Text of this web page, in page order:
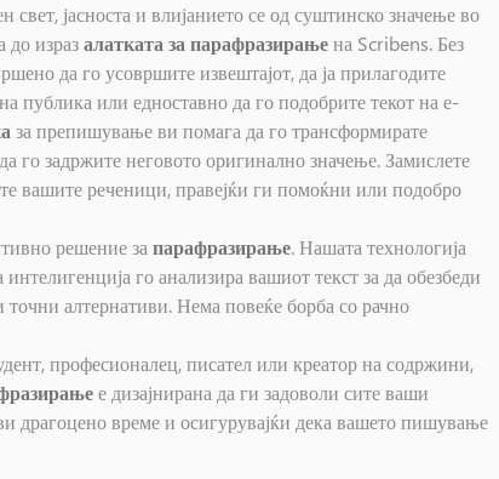
јасноста и влијанието се од суштинско значење во
до изразалатката за парафразирањена Scribens. Без
да го усовршите извештајот, да ја прилагодите
публика или едноставно да го подобрите текот на е-
за препишување ви помага да го трансформирате
го задржите неговото оригинално значење. Замислете
вашите реченици, правејќи ги помоќни или подобро
решение за парафразирање. Нашата технологија
го анализира вашиот текст за да обезбеди
точни алтернативи. Нема повеќе борба со рачно
професионалец, писател или креатор на содржини,
е дизајнирана да ги задоволи сите ваши
драгоцено време и осигурувајќи дека вашето пишување